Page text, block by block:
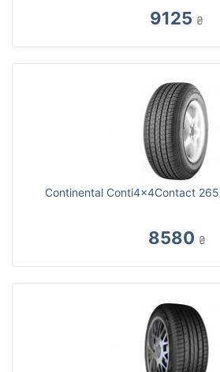
9125 ₴
Continental Conti4x4Contact
8580 ₴